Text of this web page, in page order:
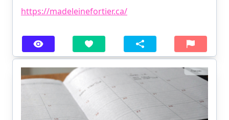
https://madeleinefortier.ca/